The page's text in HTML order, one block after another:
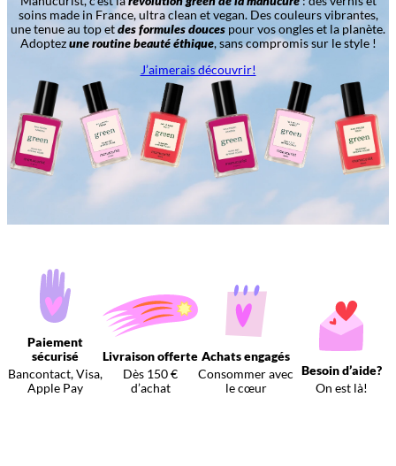
soins made in France, ultra clean et vegan. Des couleurs vibrantes,
une tenue au top etdes formules douces pour vos ongles et la planète.
Adoptezune routine beauté éthique, sans compromis sur le style !
J’aimerais découvrir!
Paiement
sécurisé
Bancontact, Visa,
Apple Pay
Livraison offerte
Dès 150 €
d’achat
Achats engagés
Consommer avec
le cœur
Besoin d’aide?
On est là!